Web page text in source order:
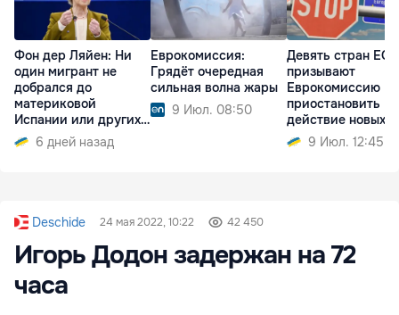
Фон дер Ляйен: Ни
один мигрант не
добрался до
материковой
Испании или других
стран ЕС
6 дней назад
Еврокомиссия:
Грядёт очередная
сильная волна жары
9 Июл. 08:50
Девять стран ЕС
призывают
Еврокомиссию
приостановить
действие новых
правил въезда
9 Июл. 12:45
Deschide 24 мая 2022, 10:22 42 450
Игорь Додон задержан на 72
часа